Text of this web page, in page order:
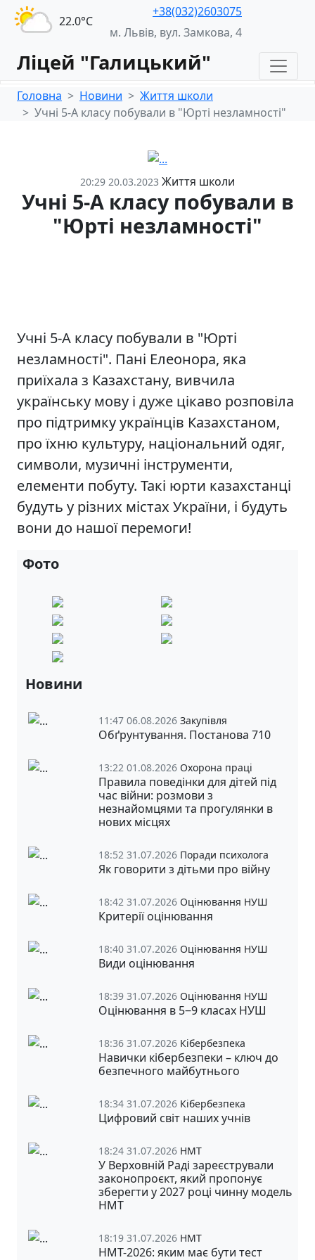
22.0°С
+38(032)2603075
м. Львів, вул. Замкова, 4
Ліцей "Галицький"
Головна Новини
Життя школи
Учні 5-А класу побували в "Юрті незламності"
20:29 20.03.2023 Життя школи
Учні 5-А класу побували в
"Юрті незламності"
Учні 5-А класу побували в "Юрті
незламності". Пані Елеонора, яка
приїхала з Казахстану, вивчила
українську мову і дуже цікаво розповіла
про підтримку українців Казахстаном,
про їхню культуру, національний одяг,
символи, музичні інструменти,
елементи побуту. Такі юрти казахстанці
будуть у різних містах України, і будуть
вони до нашої перемоги!
Фото
Новини
11:47 06.08.2026 Закупівля
Обґрунтування. Постанова 710
13:22 01.08.2026 Охорона праці
Правила поведінки для дітей під
час війни: розмови з
незнайомцями та прогулянки в
нових місцях
18:52 31.07.2026 Поради психолога
Як говорити з дітьми про війну
18:42 31.07.2026 Оцінювання НУШ
Критерії оцінювання
18:40 31.07.2026 Оцінювання НУШ
Види оцінювання
18:39 31.07.2026 Оцінювання НУШ
Оцінювання в 5‒9 класах НУШ
18:36 31.07.2026 Кібербезпека
Навички кібербезпеки – ключ до
безпечного майбутнього
18:34 31.07.2026 Кібербезпека
Цифровий світ наших учнів
18:24 31.07.2026 НМТ
У Верховній Раді зареєстрували
законопроєкт, який пропонує
зберегти у 2027 році чинну модель
НМТ
18:19 31.07.2026 НМТ
НМТ-2026: яким має бути тест